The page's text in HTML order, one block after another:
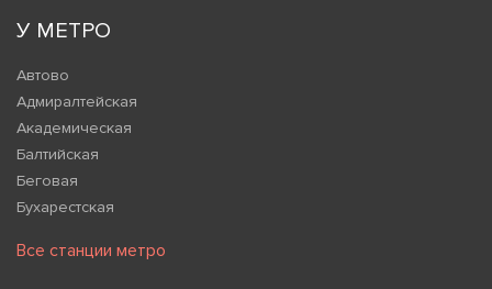
У МЕТРО
Автово
Адмиралтейская
Академическая
Балтийская
Беговая
Бухарестская
Все станции метро